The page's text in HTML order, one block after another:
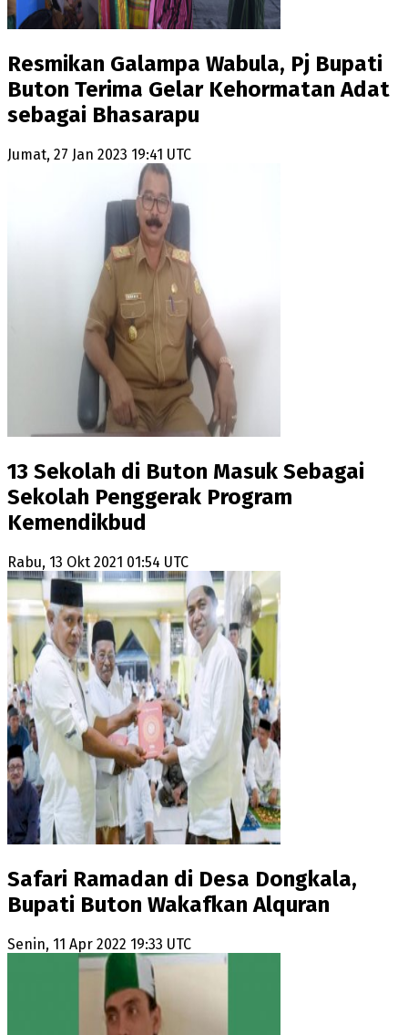
Resmikan Galampa Wabula, Pj Bupati
Buton Terima Gelar Kehormatan Adat
sebagai Bhasarapu
Jumat, 27 Jan 2023 19:41 UTC
13 Sekolah di Buton Masuk Sebagai
Sekolah Penggerak Program
Kemendikbud
Rabu, 13 Okt 2021 01:54 UTC
Safari Ramadan di Desa Dongkala,
Bupati Buton Wakafkan Alquran
Senin, 11 Apr 2022 19:33 UTC